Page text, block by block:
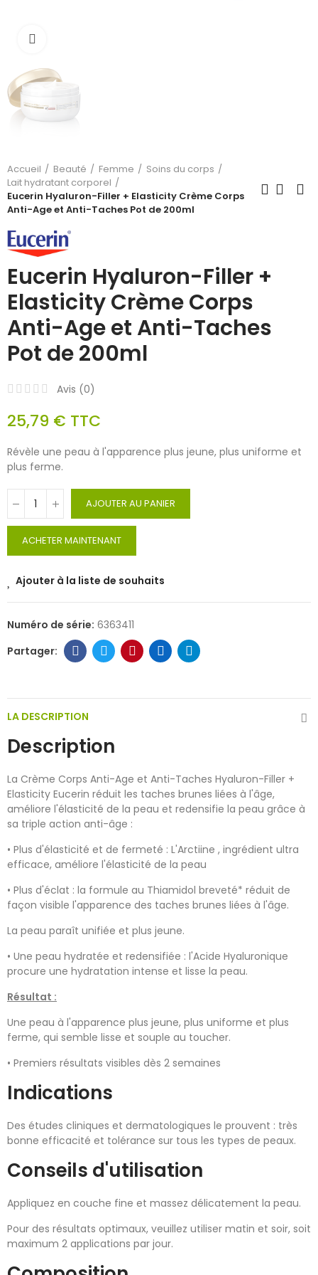
Accueil Beauté Femme
Soins du corps
Lait hydratant corporel
Eucerin Hyaluron-Filler + Elasticity Crème Corps
Anti-Age et Anti-Taches Pot de 200ml
Eucerin Hyaluron-Filler +
Elasticity Crème Corps
Anti-Age et Anti-Taches
Pot de 200ml
Avis (0)
25,79 € TTC
Révèle une peau à l'apparence plus jeune, plus uniforme et
plus ferme.
AJOUTER AU PANIER
ACHETER MAINTENANT
Ajouter à la liste de souhaits
Numéro de série: 6363411
LA DESCRIPTION
Description
La Crème Corps Anti-Age et Anti-Taches Hyaluron-Filler +
Elasticity Eucerin réduit les taches brunes liées à l'âge,
améliore l'élasticité de la peau et redensifie la peau grâce à
sa triple action anti-âge :
• Plus d'élasticité et de fermeté : L'Arctiine , ingrédient ultra
efficace, améliore l'élasticité de la peau
• Plus d'éclat : la formule au Thiamidol breveté* réduit de
façon visible l'apparence des taches brunes liées à l'âge.
La peau paraît unifiée et plus jeune.
• Une peau hydratée et redensifiée : l'Acide Hyaluronique
procure une hydratation intense et lisse la peau.
Résultat :
Une peau à l'apparence plus jeune, plus uniforme et plus
ferme, qui semble lisse et souple au toucher.
• Premiers résultats visibles dès 2 semaines
Indications
Des études cliniques et dermatologiques le prouvent : très
bonne efficacité et tolérance sur tous les types de peaux.
Conseils d'utilisation
Appliquez en couche fine et massez délicatement la peau.
Pour des résultats optimaux, veuillez utiliser matin et soir, soit
maximum 2 applications par jour.